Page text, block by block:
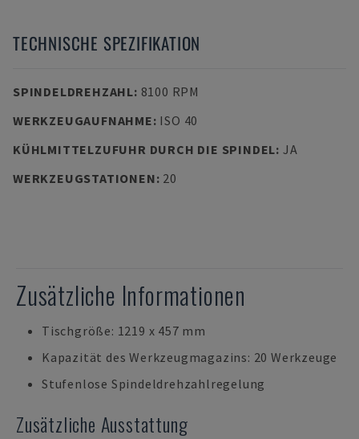
TECHNISCHE SPEZIFIKATION
SPINDELDREHZAHL: 8100 RPM
WERKZEUGAUFNAHME: ISO 40
KÜHLMITTELZUFUHR DURCH DIE SPINDEL: JA
WERKZEUGSTATIONEN: 20
Zusätzliche Informationen
Tischgröße: 1219 x 457 mm
Kapazität des Werkzeugmagazins: 20 Werkzeuge
Stufenlose Spindeldrehzahlregelung
Zusätzliche Ausstattung